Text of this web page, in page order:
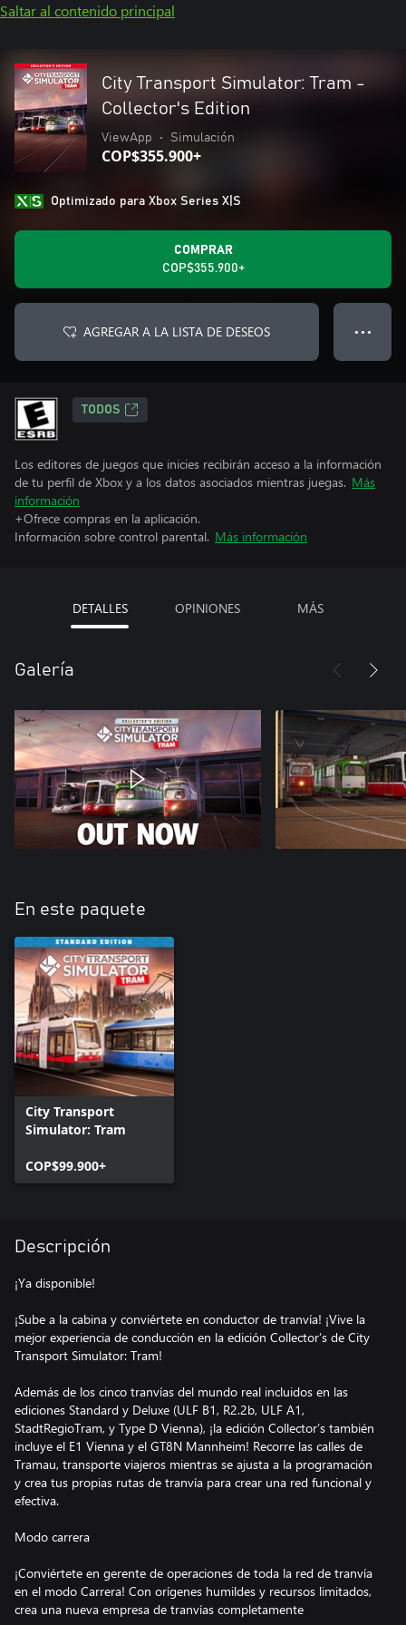
Saltar al contenido principal
City Transport Simulator: Tram -
Collector's Edition
ViewApp • Simulación
COP$355.900+
Optimizado para Xbox Series X|S
COMPRAR
COP$355.900+
AGREGAR A LA LISTA DE DESEOS ● ● ●
TODOS
Los editores de juegos que inicies recibirán acceso a la información
de tu perfil de Xbox y a los datos asociados mientras juegas. Más
información
+Ofrece compras en la aplicación.
Información sobre control parental. Más información
DETALLES OPINIONES MÁS
Galería
En este paquete
City Transport
Simulator: Tram
COP$99.900+
Descripción
¡Ya disponible!
¡Sube a la cabina y conviértete en conductor de tranvía! ¡Vive la
mejor experiencia de conducción en la edición Collector’s de City
Transport Simulator: Tram!
Además de los cinco tranvías del mundo real incluidos en las
ediciones Standard y Deluxe (ULF B1, R2.2b, ULF A1,
StadtRegioTram, y Type D Vienna), ¡la edición Collector’s también
incluye el E1 Vienna y el GT8N Mannheim! Recorre las calles de
Tramau, transporte viajeros mientras se ajusta a la programación
y crea tus propias rutas de tranvía para crear una red funcional y
efectiva.
Modo carrera
¡Conviértete en gerente de operaciones de toda la red de tranvía
en el modo Carrera! Con orígenes humildes y recursos limitados,
crea una nueva empresa de tranvías completamente